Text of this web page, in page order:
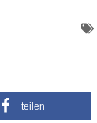
teilen